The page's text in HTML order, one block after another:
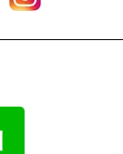
報の本人の権利